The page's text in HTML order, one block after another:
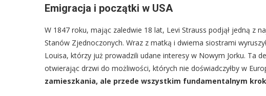
Emigracja i początki w USA
W 1847 roku, mając zaledwie 18 lat, Levi Strauss podjął jedną z
Stanów Zjednoczonych. Wraz z matką i dwiema siostrami
Louisa, którzy już prowadzili udane interesy w Nowym Jorku. Ta
otwierając drzwi do możliwości, których nie doświadczyłby w
zamieszkania, ale przede wszystkim fundamentalnym